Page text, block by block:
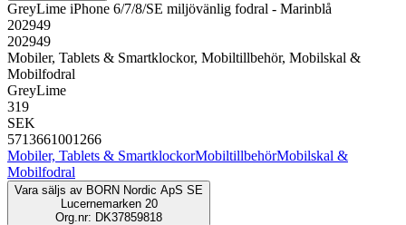
GreyLime iPhone 6/7/8/SE miljövänlig fodral - Marinblå
202949
202949
Mobiler, Tablets & Smartklockor, Mobiltillbehör, Mobilskal &
Mobilfodral
GreyLime
319
SEK
5713661001266
Mobiler, Tablets & SmartklockorMobiltillbehörMobilskal &
Mobilfodral
Vara säljs av BORN Nordic ApS SE
Lucernemarken 20
Org.nr: DK37859818